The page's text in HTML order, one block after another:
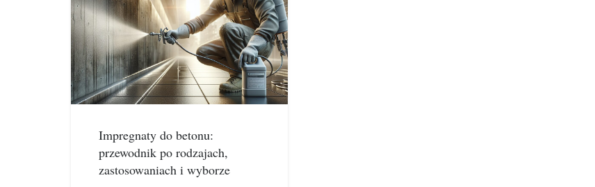
Impregnaty do betonu:
przewodnik po rodzajach,
zastosowaniach i wyborze